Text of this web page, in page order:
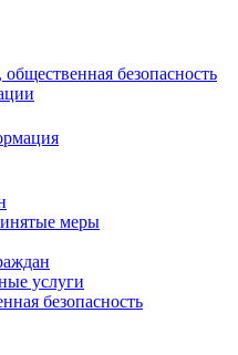
безопасность
меры
услуги
безопасность